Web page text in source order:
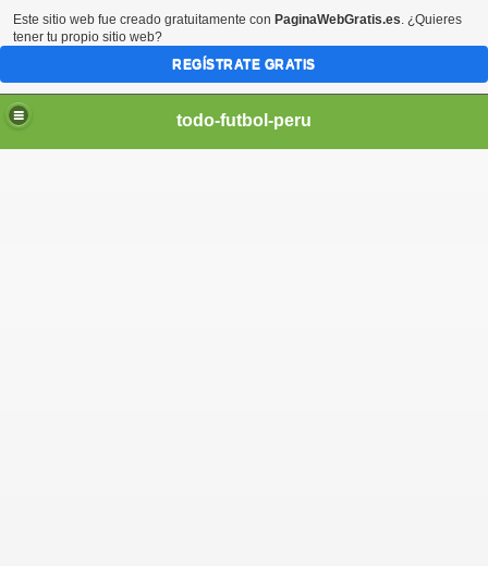
todo-futbol-peru
Este sitio web fue creado gratuitamente con PaginaWebGratis.es. ¿Quieres
tener tu propio sitio web?
REGÍSTRATE GRATIS